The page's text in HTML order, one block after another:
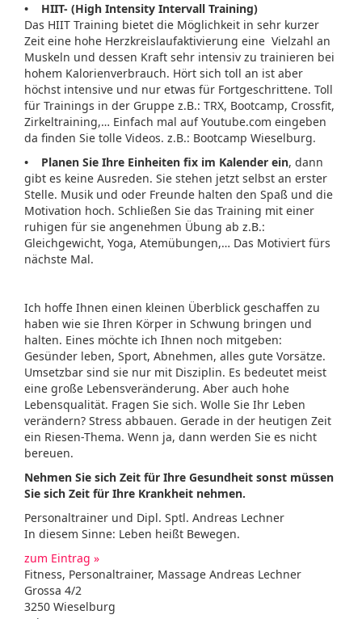
• HIIT- (High Intensity Intervall Training)
Das HIIT Training bietet die Möglichkeit in sehr kurzer
Zeit eine hohe Herzkreislaufaktivierung eine Vielzahl an
Muskeln und dessen Kraft sehr intensiv zu trainieren bei
hohem Kalorienverbrauch. Hört sich toll an ist aber
höchst intensive und nur etwas für Fortgeschrittene. Toll
für Trainings in der Gruppe z.B.: TRX, Bootcamp, Crossfit,
Zirkeltraining,… Einfach mal auf Youtube.com eingeben
da finden Sie tolle Videos. z.B.: Bootcamp Wieselburg.
• Planen Sie Ihre Einheiten fix im Kalender ein, dann
gibt es keine Ausreden. Sie stehen jetzt selbst an erster
Stelle. Musik und oder Freunde halten den Spaß und die
Motivation hoch. Schließen Sie das Training mit einer
ruhigen für sie angenehmen Übung ab z.B.:
Gleichgewicht, Yoga, Atemübungen,… Das Motiviert fürs
nächste Mal.
Ich hoffe Ihnen einen kleinen Überblick geschaffen zu
haben wie sie Ihren Körper in Schwung bringen und
halten. Eines möchte ich Ihnen noch mitgeben:
Gesünder leben, Sport, Abnehmen, alles gute Vorsätze.
Umsetzbar sind sie nur mit Disziplin. Es bedeutet meist
eine große Lebensveränderung. Aber auch hohe
Lebensqualität. Fragen Sie sich. Wolle Sie Ihr Leben
verändern? Stress abbauen. Gerade in der heutigen Zeit
ein Riesen-Thema. Wenn ja, dann werden Sie es nicht
bereuen.
Nehmen Sie sich Zeit für Ihre Gesundheit sonst müssen
Sie sich Zeit für Ihre Krankheit nehmen.
Personaltrainer und Dipl. Sptl. Andreas Lechner
In diesem Sinne: Leben heißt Bewegen.
zum Eintrag »
Fitness, Personaltrainer, Massage Andreas Lechner
Grossa 4/2
3250 Wieselburg